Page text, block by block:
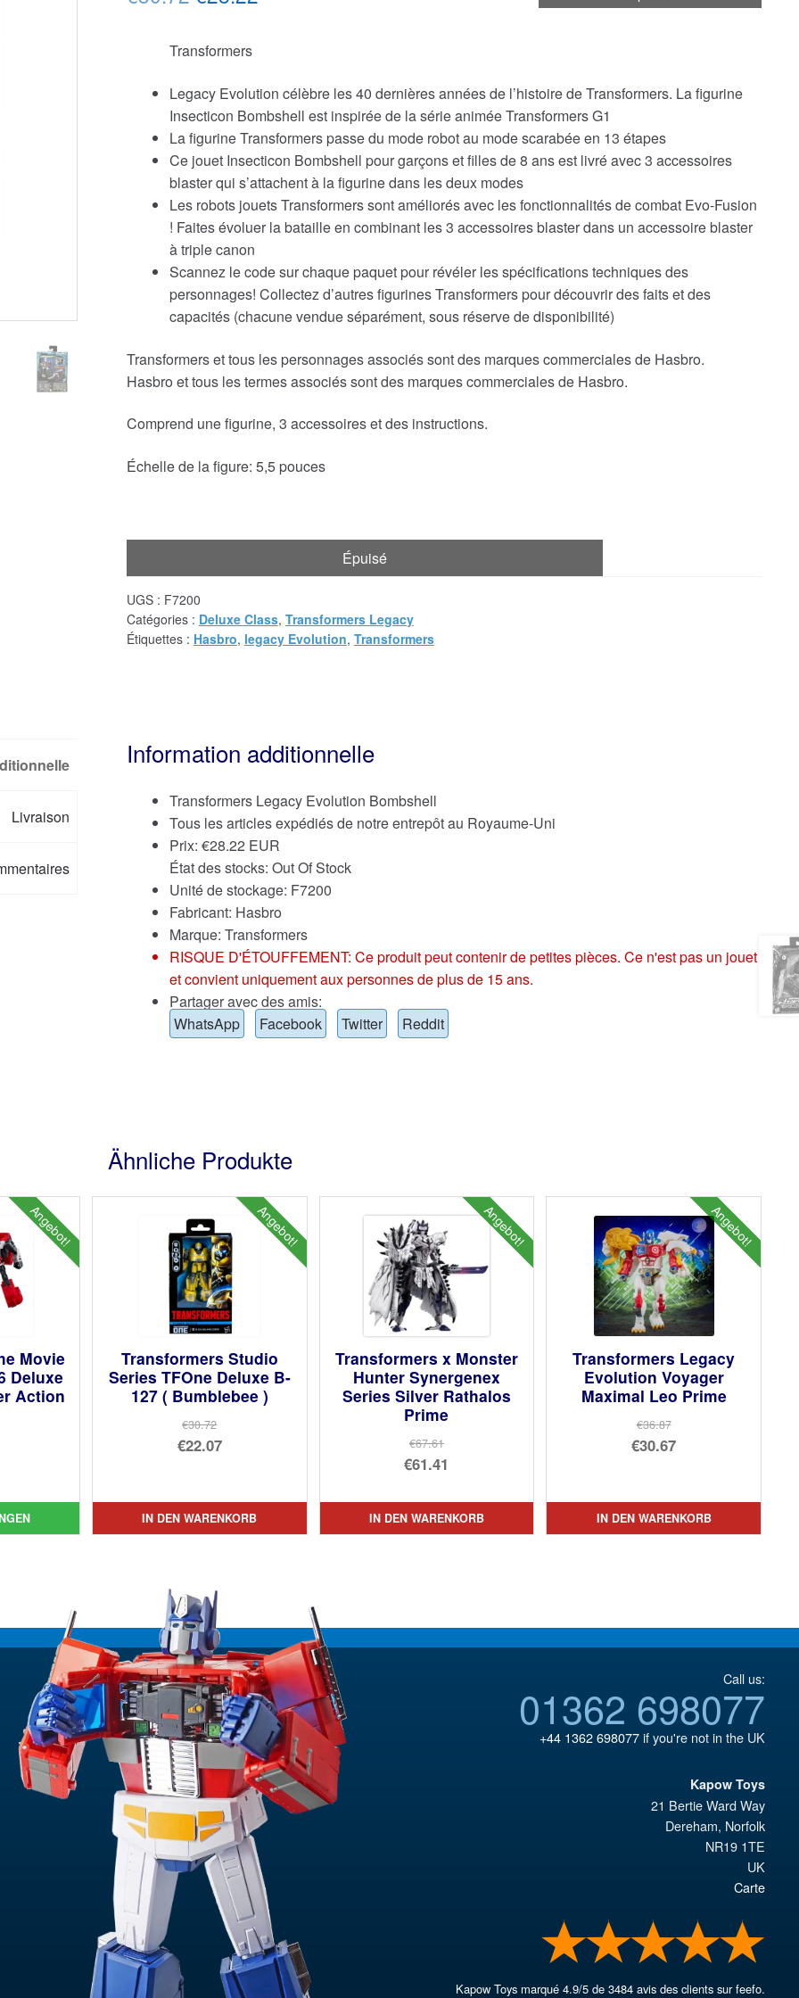
initial
était :
€30.72.
est :
€28.22.
Transformers
Legacy Evolution célèbre les 40 dernières années de l’histoire de Transformers. La figurine
Insecticon Bombshell est inspirée de la série animée Transformers G1
La figurine Transformers passe du mode robot au mode scarabée en 13 étapes
Ce jouet Insecticon Bombshell pour garçons et filles de 8 ans est livré avec 3 accessoires
blaster qui s’attachent à la figurine dans les deux modes
Les robots jouets Transformers sont améliorés avec les fonctionnalités de combat Evo-Fusion
! Faites évoluer la bataille en combinant les 3 accessoires blaster dans un accessoire blaster
à triple canon
Scannez le code sur chaque paquet pour révéler les spécifications techniques des
personnages! Collectez d’autres figurines Transformers pour découvrir des faits et des
capacités (chacune vendue séparément, sous réserve de disponibilité)
Transformers et tous les personnages associés sont des marques commerciales de Hasbro.
Hasbro et tous les termes associés sont des marques commerciales de Hasbro.
Comprend une figurine, 3 accessoires et des instructions.
Échelle de la figure: 5,5 pouces
Épuisé
UGS : F7200
Catégories : Deluxe Class, Transformers Legacy
Étiquettes : Hasbro, legacy Evolution, Transformers
Livraison
Information additionnelle
Transformers Legacy Evolution Bombshell
Tous les articles expédiés de notre entrepôt au Royaume-Uni
Prix: €28.22 EUR
État des stocks: Out Of Stock
Unité de stockage: F7200
Fabricant: Hasbro
Marque: Transformers
RISQUE D'ÉTOUFFEMENT: Ce produit peut contenir de petites pièces. Ce n'est pas un jouet
et convient uniquement aux personnes de plus de 15 ans.
Partager avec des amis:
WhatsApp
Facebook Twitter Reddit
Ähnliche Produkte
Angebot!
Movie
Deluxe
Action
Angebot!
Transformers Studio
Series TFOne Deluxe B-
127 ( Bumblebee )
€30.72
Ursprünglicher
€30.72
€22.07
ist:
€22.07.
IN DEN WARENKORB
Angebot!
Transformers x Monster
Hunter Synergenex
Series Silver Rathalos
Prime
€67.61
Ursprünglicher
war:
€67.61
€61.41
Preis
ist:
IN DEN WARENKORB
Angebot!
Transformers Legacy
Evolution Voyager
Maximal Leo Prime
€36.87
Ursprünglicher
€36.87
€30.67
ist:
€30.67.
IN DEN WARENKORB
Call us:
01362 698077
+44 1362 698077if you're not in the UK
Kapow Toys
21 Bertie Ward Way
Dereham, Norfolk
NR19 1TE
UK
Carte
Kapow Toys marqué4.9/5 de3484 avis des clients sur feefo.